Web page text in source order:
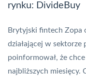
rynku: DivideBuy
Brytyjski fintech Zopa
działającej w sektorze
poinformował, że
najbliższych miesięcy.